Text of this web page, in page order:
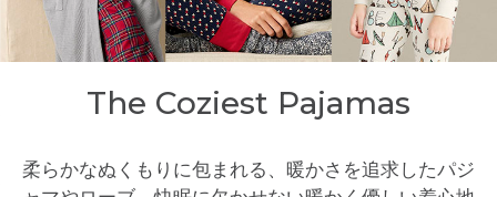
The Coziest Pajamas
柔らかなぬくもりに包まれる、暖かさを追求したパジ